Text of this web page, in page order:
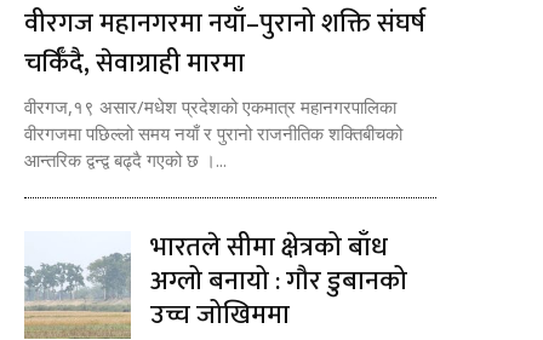
वीरगज महानगरमा नयाँ–पुरानो शक्ति संघर्ष
चर्किँदै, सेवाग्राही मारमा
वीरगज,१९ असार/मधेश प्रदेशको एकमात्र महानगरपालिका
वीरगजमा पछिल्लो समय नयाँ र पुरानो राजनीतिक शक्तिबीचको
आन्तरिक द्वन्द्व बढ्दै गएको छ ।...
भारतले सीमा क्षेत्रको बाँध
अग्लो बनायो : गौर डुबानको
उच्च जोखिममा